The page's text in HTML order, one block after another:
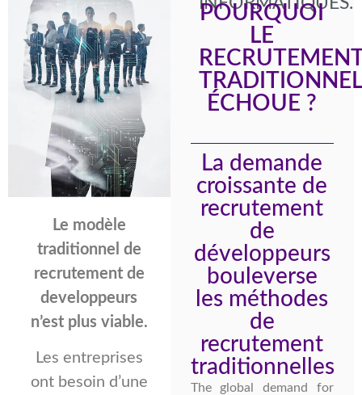
Le modèle
traditionnel de
recrutement de
developpeurs
n’est plus viable.
Les entreprises
ont besoin d’une
POURQUOI
LE
TRADITIONNEL
ÉCHOUE ?
La demande
croissante de
recrutement
de
développeurs
bouleverse
les méthodes
de
recrutement
traditionnelles
The global demand for